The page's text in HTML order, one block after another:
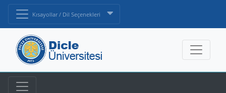
Kısayollar / Dil Seçenekleri